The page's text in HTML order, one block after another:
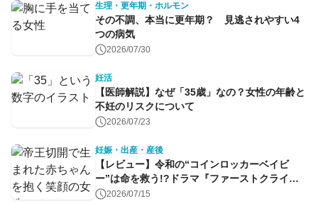
生理・更年期・ホルモン
その不調、本当に更年期？ 見逃されやすい4
つの病気
2026/07/30
妊活
【医師解説】なぜ「35歳」なの？女性の年齢と
不妊のリスクについて
2026/07/23
妊娠・出産・産後
【レビュー】令和の“コインロッカーベイビ
ー”は命を救う!?ドラマ『ファーストクライ』
第1話2026/07/15